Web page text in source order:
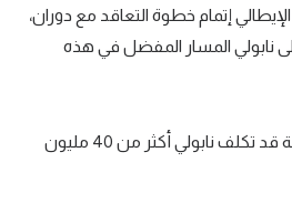
إتمام خطوة التعاقد مع دوران،
نابولي المسار المفضل في هذه
ولفت التقرير إلى أن الصفقة قد تكلف نابولي أكثر من 40 مليون